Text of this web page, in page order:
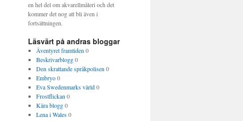
en hel del om akvarellmåleri och det
kommer det nog att bli även i
fortsättningen.
Läsvärt på andras bloggar
Äventyret framtiden 0
Beskrivarblogg0
Den skrattande språkpolisen 0
Embryo0
Eva Swedenmarks värld0
Frostflickan 0
Kära blogg0
Lena i Wales0